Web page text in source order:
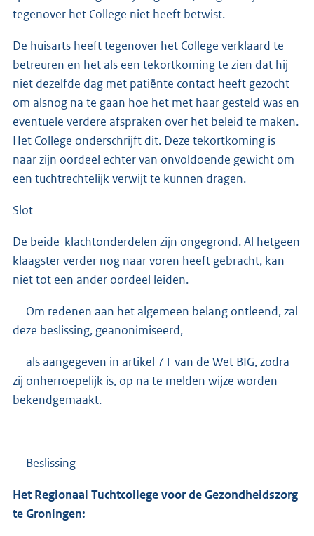
tegenover het College niet heeft betwist.
De huisarts heeft tegenover het College verklaard te
betreuren en het als een tekortkoming te zien dat hij
niet dezelfde dag met patiënte contact heeft gezocht
om alsnog na te gaan hoe het met haar gesteld was en
eventuele verdere afspraken over het beleid te maken.
Het College onderschrijft dit. Deze tekortkoming is
naar zijn oordeel echter van onvoldoende gewicht om
een tuchtrechtelijk verwijt te kunnen dragen.
Slot
De beide klachtonderdelen zijn ongegrond. Al hetgeen
klaagster verder nog naar voren heeft gebracht, kan
niet tot een ander oordeel leiden.
Om redenen aan het algemeen belang ontleend, zal
deze beslissing, geanonimiseerd,
als aangegeven in artikel 71 van de Wet BIG, zodra
zij onherroepelijk is, op na te melden wijze worden
bekendgemaakt.
Beslissing
Het Regionaal Tuchtcollege voor de Gezondheidszorg
te Groningen: